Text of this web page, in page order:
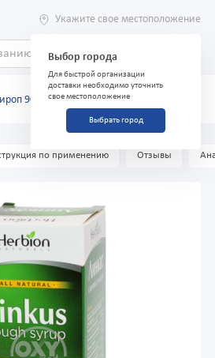
Укажите свое местоположение
Выбор города
Для быстрой организации
доставки необходимо уточнить
свое местоположение
Выбрать город
90 мл вишня
по применению Отзывы